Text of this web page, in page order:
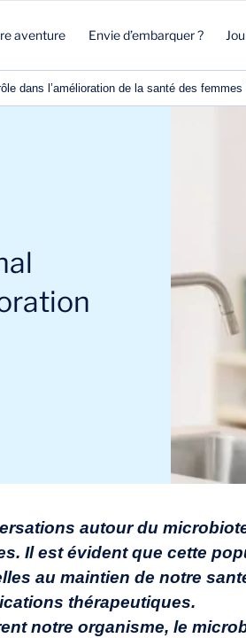
Énergie & Environnement
Stratégie commerciale
aventure Envie d’embarquer ?
dans l’amélioration de la santé des femmes
autour du
Il est évident que cette
au maintien de notre
thérapeutiques.
notre organisme, le